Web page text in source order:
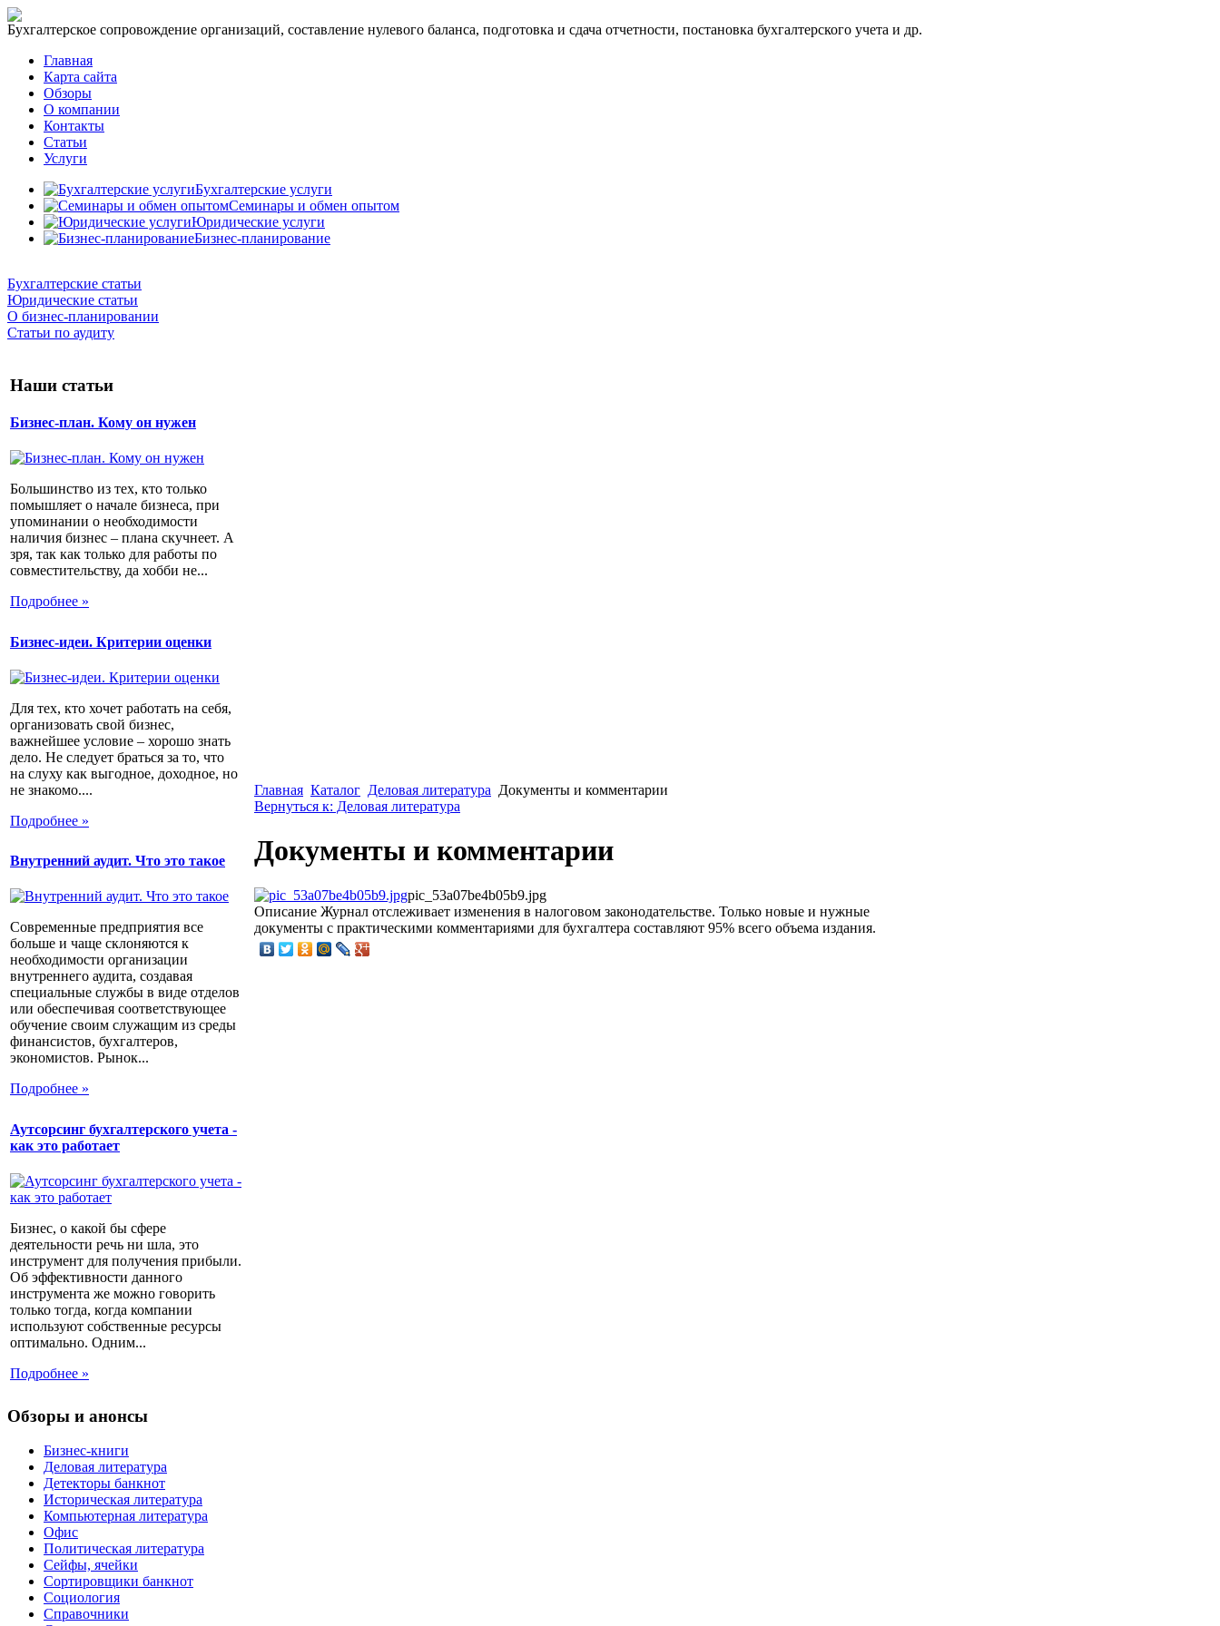
Бухгалтерское сопровождение организаций, составление нулевого баланса, подготовка и сдача отчетности, постановка бухгалтерского учета и др.
Главная
Карта сайта
Обзоры
О компании
Контакты
Статьи
Услуги
Бухгалтерские услуги
Семинары и обмен опытом
Юридические услуги
Бизнес-планирование
Бухгалтерские статьи
Юридические статьи
О бизнес-планировании
Статьи по аудиту
Наши статьи
Бизнес-план. Кому он нужен
Большинство из тех, кто только
помышляет о начале бизнеса, при
упоминании о необходимости
наличия бизнес – плана скучнеет. А
зря, так как только для работы по
совместительству, да хобби не...
Подробнее »
Бизнес-идеи. Критерии оценки
Для тех, кто хочет работать на себя,
организовать свой бизнес,
важнейшее условие – хорошо знать
дело. Не следует браться за то, что
на слуху как выгодное, доходное, но
не знакомо....
Подробнее »
Внутренний аудит. Что это такое
Современные предприятия все
больше и чаще склоняются к
необходимости организации
внутреннего аудита, создавая
специальные службы в виде отделов
или обеспечивая соответствующее
обучение своим служащим из среды
финансистов, бухгалтеров,
экономистов. Рынок...
Подробнее »
Аутсорсинг бухгалтерского учета -
как это работает
Бизнес, о какой бы сфере
деятельности речь ни шла, это
инструмент для получения прибыли.
Об эффективности данного
инструмента же можно говорить
только тогда, когда компании
используют собственные ресурсы
оптимально. Одним...
Подробнее »
Главная Каталог Деловая литература Документы и комментарии
Вернуться к: Деловая литература
Документы и комментарии
pic_53a07be4b05b9.jpg
Описание Журнал отслеживает изменения в налоговом законодательстве. Только новые и нужные
документы с практическими комментариями для бухгалтера составляют 95% всего объема издания.
Обзоры и анонсы
Бизнес-книги
Деловая литература
Детекторы банкнот
Историческая литература
Компьютерная литература
Офис
Политическая литература
Сейфы, ячейки
Сортировщики банкнот
Социология
Справочники